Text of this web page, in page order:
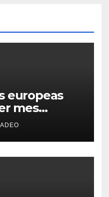
europeas
mes
inicio de la